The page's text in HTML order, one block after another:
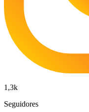
1,3k
Seguidores